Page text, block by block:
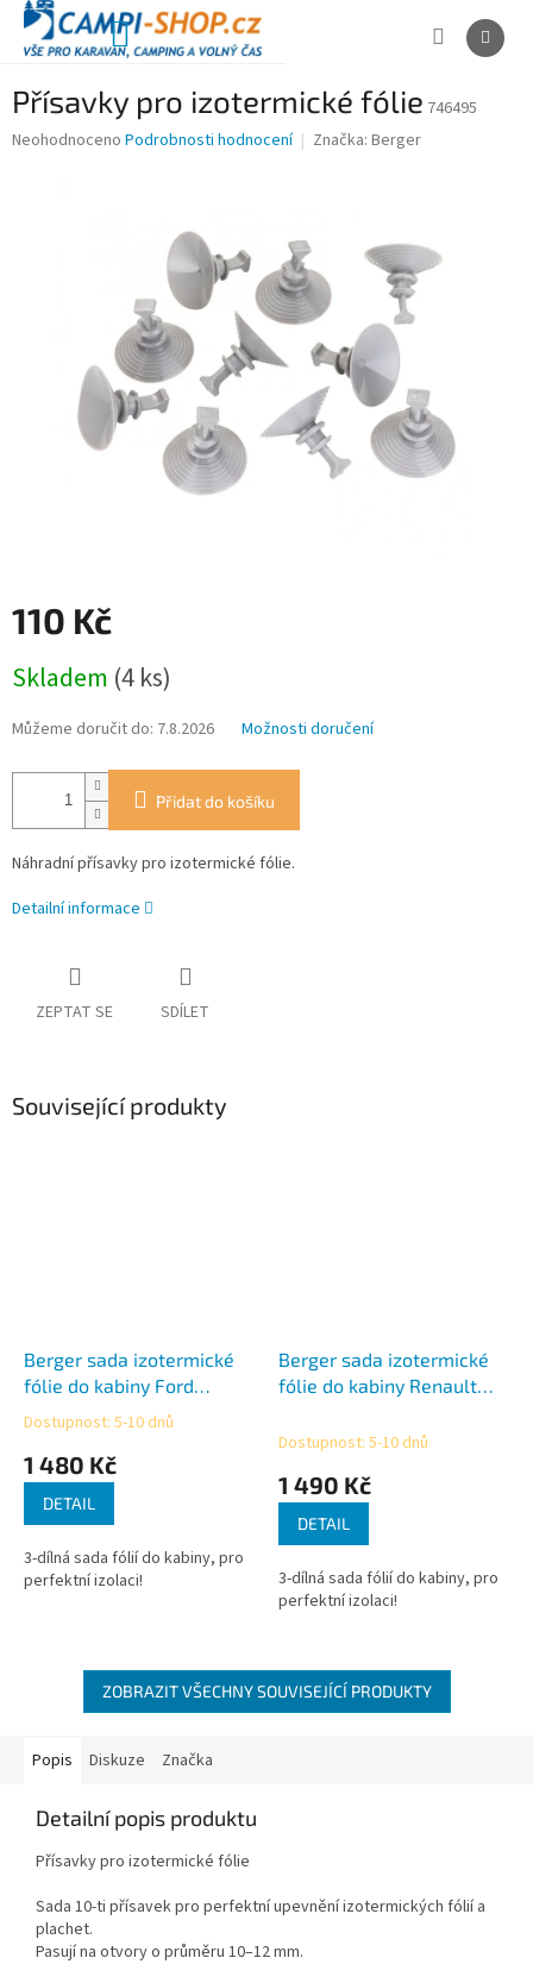
Přejít
obsah
NÁKUPNÍ
Přísavky pro izotermické fólie 746495
Průměrné
Neohodnoceno Podrobnosti hodnocení Značka: Berger
110 Kč
cena:
Skladem (4 ks)
Můžeme doručit do: 7.8.2026 Možnosti doručení
Přidat do košíku
Náhradní přísavky pro izotermické fólie.
Detailní informace
ZEPTAT SE SDÍLET
Související produkty
Berger sada izotermické
fólie do kabiny Ford
Průměrné
produktu
5
hvězdiček.
Dostupnost: 5-10 dnů
1 480 Kč
DETAIL
3-dílná sada fólií do kabiny, pro
perfektní izolaci!
Berger sada izotermické
fólie do kabiny Renault
Dostupnost: 5-10 dnů
1 490 Kč
DETAIL
3-dílná sada fólií do kabiny, pro
perfektní izolaci!
ZOBRAZIT VŠECHNY SOUVISEJÍCÍ PRODUKTY
Popis Diskuze Značka
Detailní popis produktu
Přísavky pro izotermické fólie
Sada 10-ti přísavek pro perfektní upevnění izotermických fólií a
plachet.
Pasují na otvory o průměru 10–12 mm.